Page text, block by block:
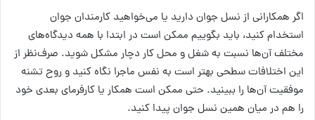
اگر همکارانی از نسل جوان دارید یا می‌خواهید کارمندان جوان
استخدام کنید، باید بگوییم ممکن است در ابتدا با همه دیدگاه‌های
مختلف آن‌ها نسبت به شغل و محل کار دچار مشکل شوید. صرف‌نظر از
این اختلافات سطحی بهتر است به نفس ماجرا نگاه کنید و روح تشنه
موفقیت آن‌ها را ببینید. حتی ممکن است همکار یا کارفرمای بعدی خود
را هم در میان همین نسل جوان پیدا کنید.